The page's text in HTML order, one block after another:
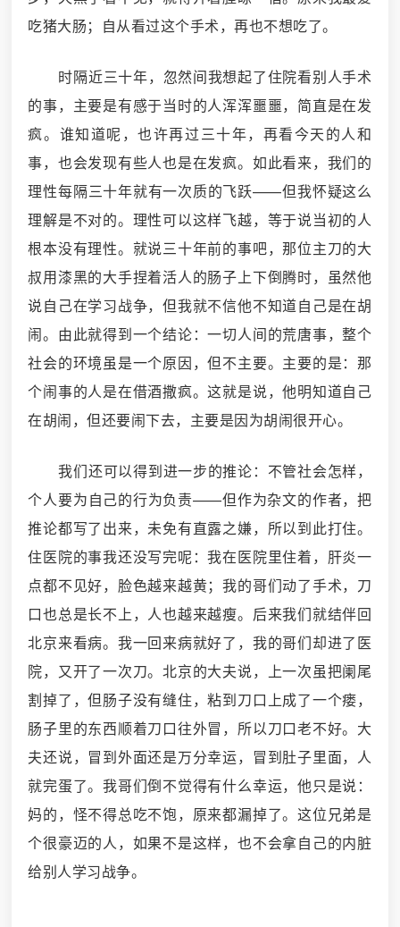
吃猪大肠；自从看过这个手术，再也不想吃了。
时隔近三十年，忽然间我想起了住院看别人手术
的事，主要是有感于当时的人浑浑噩噩，简直是在发
疯。谁知道呢，也许再过三十年，再看今天的人和
事，也会发现有些人也是在发疯。如此看来，我们的
理性每隔三十年就有一次质的飞跃——但我怀疑这么
理解是不对的。理性可以这样飞越，等于说当初的人
根本没有理性。就说三十年前的事吧，那位主刀的大
叔用漆黑的大手捏着活人的肠子上下倒腾时，虽然他
说自己在学习战争，但我就不信他不知道自己是在胡
闹。由此就得到一个结论：一切人间的荒唐事，整个
社会的环境虽是一个原因，但不主要。主要的是：那
个闹事的人是在借酒撒疯。这就是说，他明知道自己
在胡闹，但还要闹下去，主要是因为胡闹很开心。
我们还可以得到进一步的推论：不管社会怎样，
个人要为自己的行为负责——但作为杂文的作者，把
推论都写了出来，未免有直露之嫌，所以到此打住。
住医院的事我还没写完呢：我在医院里住着，肝炎一
点都不见好，脸色越来越黄；我的哥们动了手术，刀
口也总是长不上，人也越来越瘦。后来我们就结伴回
北京来看病。我一回来病就好了，我的哥们却进了医
院，又开了一次刀。北京的大夫说，上一次虽把阑尾
割掉了，但肠子没有缝住，粘到刀口上成了一个瘘，
肠子里的东西顺着刀口往外冒，所以刀口老不好。大
夫还说，冒到外面还是万分幸运，冒到肚子里面，人
就完蛋了。我哥们倒不觉得有什么幸运，他只是说：
妈的，怪不得总吃不饱，原来都漏掉了。这位兄弟是
个很豪迈的人，如果不是这样，也不会拿自己的内脏
给别人学习战争。